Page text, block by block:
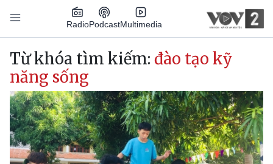
Nhảy đến nội dung
RadioPodcastMultimedia
Main navigation
Từ khóa tìm kiếm: đào tạo kỹ
năng sống